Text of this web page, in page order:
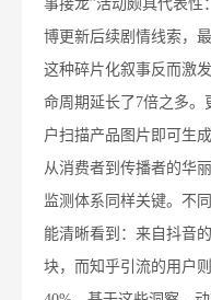
事接龙”活动颇具代表性
博更新后续剧情线索，
这种碎片化叙事反而激
命周期延长了7倍之多。
户扫描产品图片即可生
从消费者到传播者的华丽
监测体系同样关键。不
能清晰看到：来自抖音
块，而知乎引流的用户